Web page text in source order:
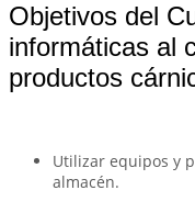
Objetivos del
informáticas al
productos
Utilizar equipos y
almacén.